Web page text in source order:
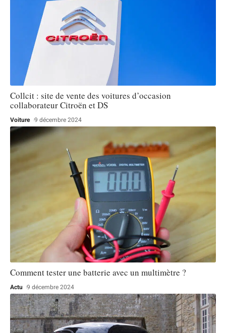
Collcit : site de vente des voitures d’occasion
collaborateur Citroën et DS
Voiture 9 décembre 2024
Comment tester une batterie avec un multimètre ?
Actu 9 décembre 2024